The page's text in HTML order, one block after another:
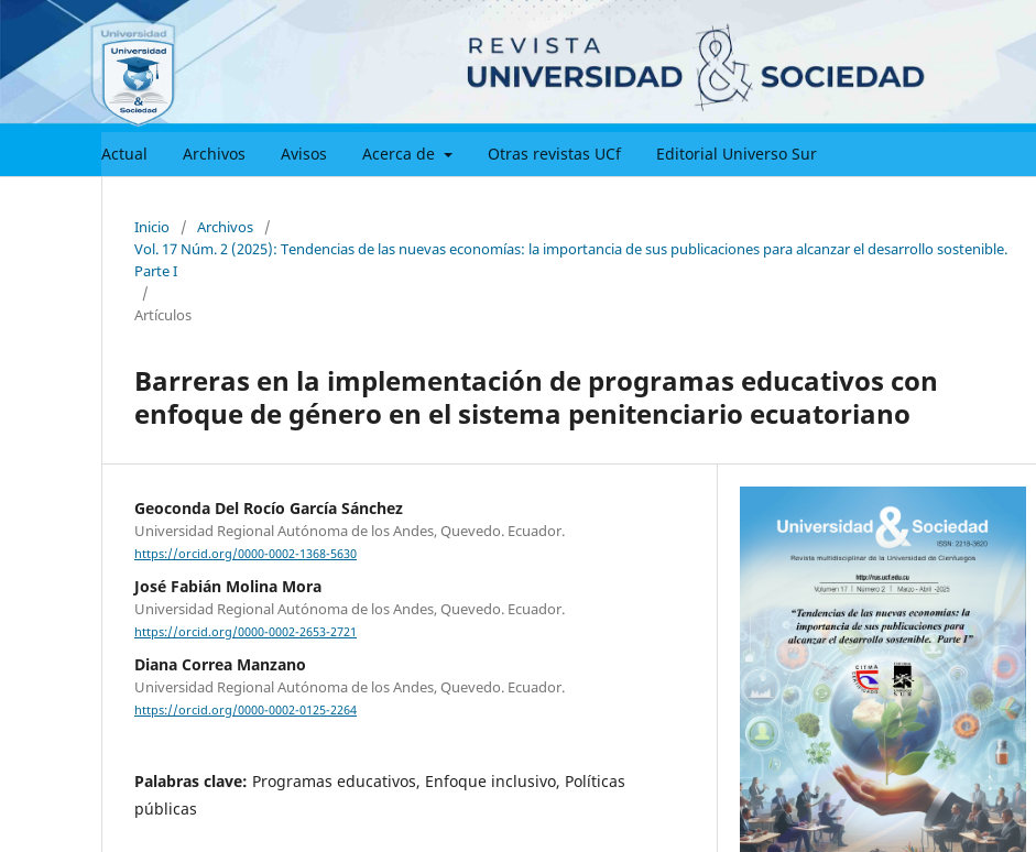
Actual Archivos Avisos Acerca de Otras revistas UCf Editorial Universo Sur
Inicio / Archivos
/
Vol. 17 Núm. 2 (2025): Tendencias de las nuevas economías: la importancia de sus publicaciones para alcanzar el desarrollo sostenible.
Parte I
/
Artículos
Barreras en la implementación de programas educativos con
enfoque de género en el sistema penitenciario ecuatoriano
Geoconda Del Rocío García Sánchez
Universidad Regional Autónoma de los Andes, Quevedo. Ecuador.
https://orcid.org/0000-0002-1368-5630
José Fabián Molina Mora
Universidad Regional Autónoma de los Andes, Quevedo. Ecuador.
https://orcid.org/0000-0002-2653-2721
Diana Correa Manzano
Universidad Regional Autónoma de los Andes, Quevedo. Ecuador.
https://orcid.org/0000-0002-0125-2264
Palabras clave: Programas educativos, Enfoque inclusivo, Políticas
públicas